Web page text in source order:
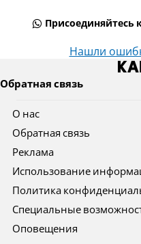
Присоединяйтесь
Нашли
Обратная связь
О нас
Обратная связь
Реклама
Использование
Политика
Специальные
Оповещения